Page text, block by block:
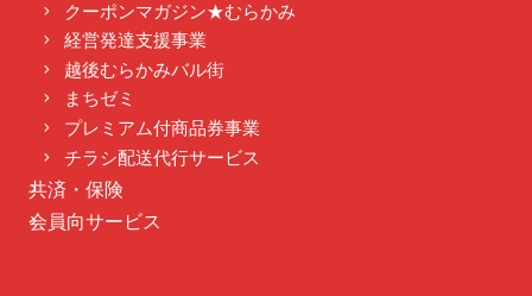
クーポンマガジン★むらかみ
経営発達支援事業
越後むらかみバル街
まちゼミ
プレミアム付商品券事業
チラシ配送代行サービス
共済・保険
会員向サービス